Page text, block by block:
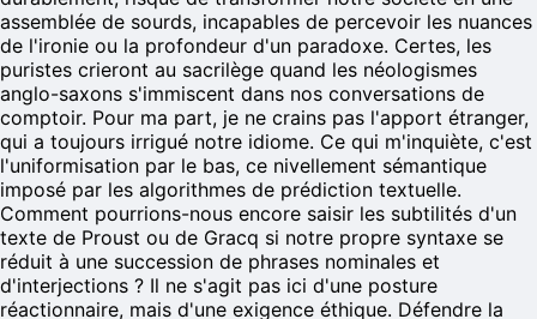
assemblée de sourds, incapables de percevoir les nuances
de l'ironie ou la profondeur d'un paradoxe. Certes, les
puristes crieront au sacrilège quand les néologismes
anglo-saxons s'immiscent dans nos conversations de
comptoir. Pour ma part, je ne crains pas l'apport étranger,
qui a toujours irrigué notre idiome. Ce qui m'inquiète, c'est
l'uniformisation par le bas, ce nivellement sémantique
imposé par les algorithmes de prédiction textuelle.
Comment pourrions-nous encore saisir les subtilités d'un
texte de Proust ou de Gracq si notre propre syntaxe se
réduit à une succession de phrases nominales et
d'interjections ? Il ne s'agit pas ici d'une posture
réactionnaire, mais d'une exigence éthique. Défendre la